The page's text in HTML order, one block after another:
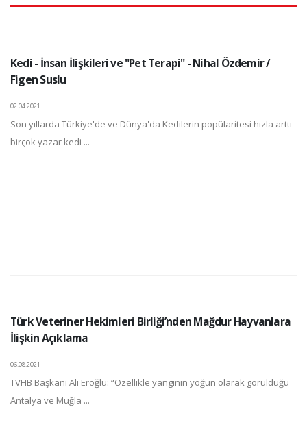
Kedi - İnsan İlişkileri ve "Pet Terapi" - Nihal Özdemir /
Figen Suslu
02.04.2021
Son yıllarda Türkiye'de ve Dünya'da Kedilerin popülaritesi hızla arttı
birçok yazar kedi ...
Türk Veteriner Hekimleri Birliği’nden Mağdur Hayvanlara
İlişkin Açıklama
06.08.2021
TVHB Başkanı Ali Eroğlu: “Özellikle yangının yoğun olarak görüldüğü
Antalya ve Muğla ...